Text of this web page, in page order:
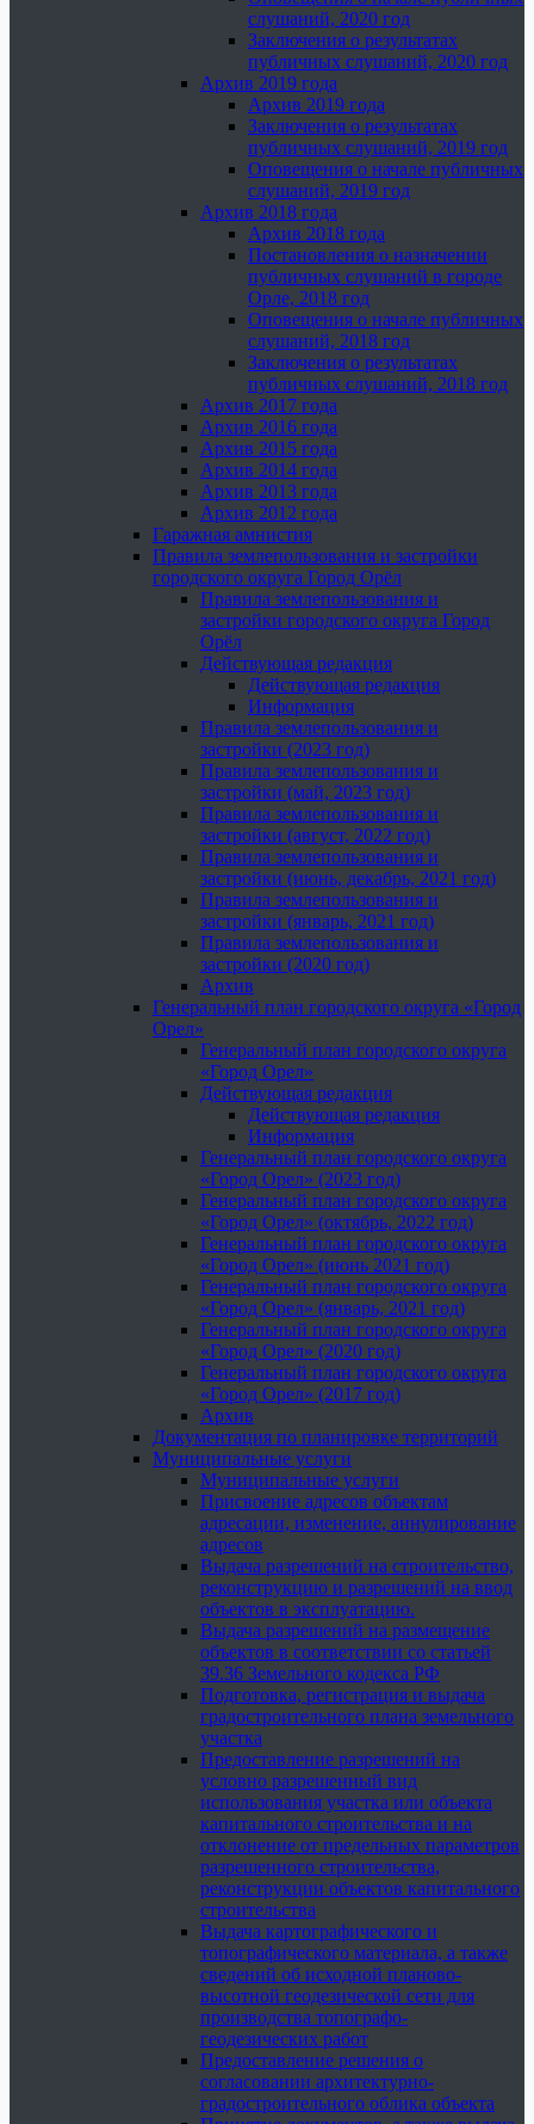
слушаний, 2020 год
Заключения о результатах
публичных слушаний, 2020 год
Архив 2019 года
Архив 2019 года
Заключения о результатах
публичных слушаний, 2019 год
Оповещения о начале публичных
слушаний, 2019 год
Архив 2018 года
Архив 2018 года
Постановления о назначении
публичных слушаний в городе
Орле, 2018 год
Оповещения о начале публичных
слушаний, 2018 год
Заключения о результатах
публичных слушаний, 2018 год
Архив 2017 года
Архив 2016 года
Архив 2015 года
Архив 2014 года
Архив 2013 года
Архив 2012 года
Гаражная амнистия
Правила землепользования и застройки
городского округа Город Орёл
Правила землепользования и
застройки городского округа Город
Орёл
Действующая редакция
Действующая редакция
Информация
Правила землепользования и
застройки (2023 год)
Правила землепользования и
застройки (май, 2023 год)
Правила землепользования и
застройки (август, 2022 год)
Правила землепользования и
застройки (июнь, декабрь, 2021 год)
Правила землепользования и
застройки (январь, 2021 год)
Правила землепользования и
застройки (2020 год)
Архив
Генеральный план городского округа «Город
Орел»
Генеральный план городского округа
«Город Орел»
Действующая редакция
Действующая редакция
Информация
Генеральный план городского округа
«Город Орел» (2023 год)
Генеральный план городского округа
«Город Орел» (октябрь, 2022 год)
Генеральный план городского округа
«Город Орел» (июнь 2021 год)
Генеральный план городского округа
«Город Орел» (январь, 2021 год)
Генеральный план городского округа
«Город Орел» (2020 год)
Генеральный план городского округа
«Город Орел» (2017 год)
Архив
Документация по планировке территорий
Муниципальные услуги
Муниципальные услуги
Присвоение адресов объектам
адресации, изменение, аннулирование
адресов
Выдача разрешений на строительство,
реконструкцию и разрешений на ввод
объектов в эксплуатацию.
Выдача разрешений на размещение
объектов в соответствии со статьей
39.36 Земельного кодекса РФ
Подготовка, регистрация и выдача
градостроительного плана земельного
участка
Предоставление разрешений на
условно разрешенный вид
использования участка или объекта
капитального строительства и на
отклонение от предельных параметров
разрешенного строительства,
реконструкции объектов капитального
строительства
Выдача картографического и
топографического материала, а также
сведений об исходной планово-
высотной геодезической сети для
производства топографо-
геодезических работ
Предоставление решения о
согласовании архитектурно-
градостроительного облика объекта